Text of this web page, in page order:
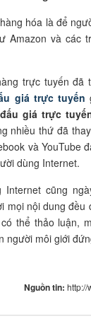
hóa là để
Amazon và các
trực tuyến đã
giá trực tuyến
đấu giá trực
nhiều thứ đã
và YouTube
dùng Internet.
Internet cũng
mọi nội dung đều
thể thảo luận,
người môi giới
Nguồn tin: http://